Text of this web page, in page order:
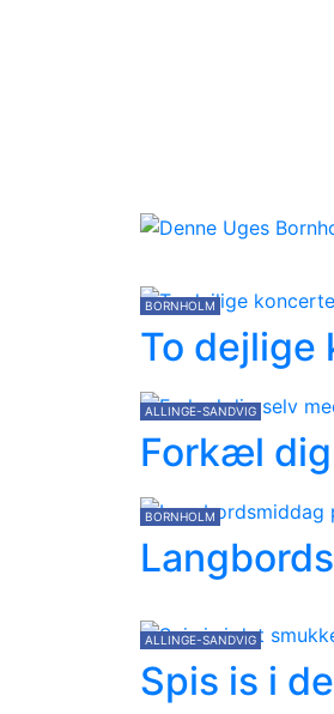
BORNHOLM
To dejlige
ALLINGE-SANDVIG
Forkæl
BORNHOLM
ALLINGE-SANDVIG
Spis is i